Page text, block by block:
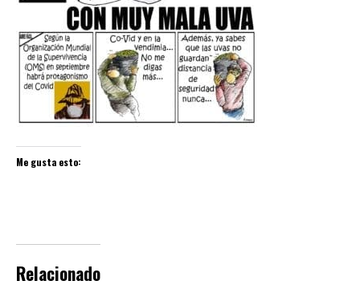
Me gusta esto:
Relacionado